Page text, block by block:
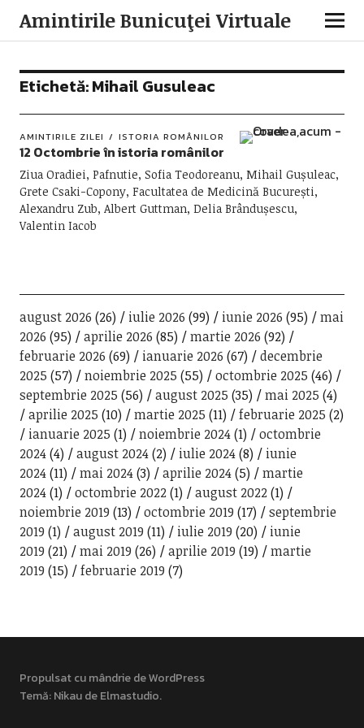
Amintirile Bunicuţei Virtuale
Etichetă:Mihail Gusuleac
AMINTIRILE ZILEI ISTORIA ROMÂNILOR
12 Octombrie în istoria românilor
Ziua Oradiei, Pafnutie, Sofia Teodoreanu, Mihail Gușuleac,
Grete Csaki-Copony, Facultatea de Medicină București,
Alexandru Zub, Albert Guttman, Delia Brândușescu,
Valentin Iacob
august 2026 (26) iulie 2026 (99) iunie 2026 (95)
mai
2026 (95) aprilie 2026 (85) martie 2026 (92)
februarie 2026 (69) ianuarie 2026 (67)
decembrie
2025 (57) noiembrie 2025 (55) octombrie 2025 (46)
septembrie 2025 (56) august 2025 (35) mai 2025 (4)
aprilie 2025 (10) martie 2025 (11) februarie 2025 (2)
ianuarie 2025 (1) noiembrie 2024(1)
octombrie
2024(4) august 2024(2) iulie 2024(8)
iunie
2024(11) mai 2024(3) aprilie 2024(5)
martie
2024(1) octombrie 2022(1) august 2022(1)
noiembrie 2019 (13) octombrie 2019 (17)
septembrie
2019 (1) august 2019 (11) iulie 2019 (20)
iunie
2019 (21) mai 2019 (26) aprilie 2019 (19)
martie
2019 (15) februarie 2019 (7)
Propulsat cu mândrie de WordPress
Temă: Nikau deElmastudio.